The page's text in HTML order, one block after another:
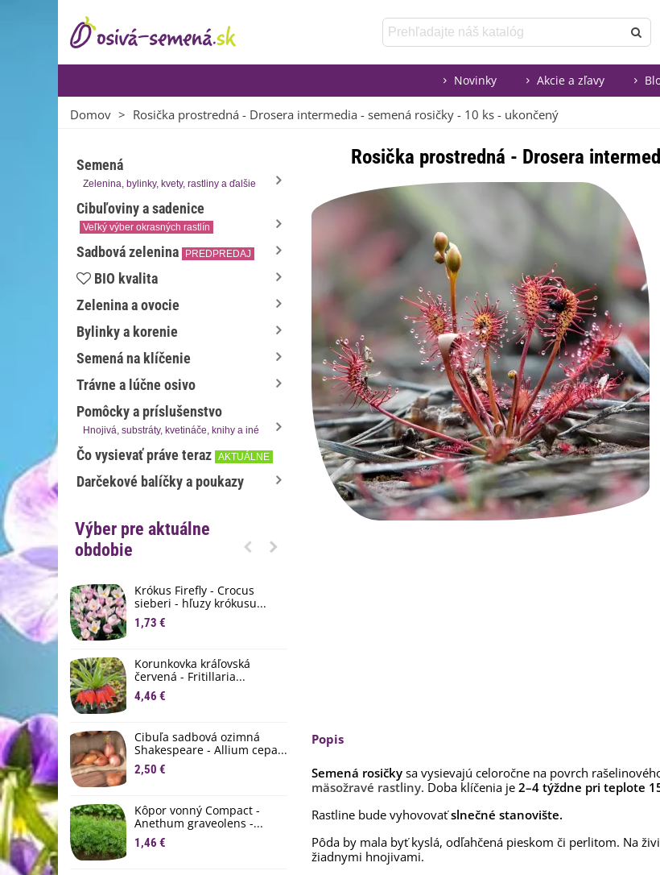
Novinky Akcie a zľavy
Domov > Rosička prostredná - Drosera intermedia - semená rosičky - 10 ks - ukončený
Semená
Zelenina, bylinky, kvety, rastliny a ďalšie
Cibuľoviny a sadenice
Veľký výber okrasných rastlín
Sadbová zelenina PREDPREDAJ
BIO kvalita
Zelenina a ovocie
Bylinky a korenie
Semená na klíčenie
Trávne a lúčne osivo
Pomôcky a príslušenstvo
Hnojivá, substráty, kvetináče, knihy a iné
Čo vysievať práve teraz AKTUÁLNE
Darčekové balíčky a poukazy
Výber pre aktuálne
obdobie
Krókus Firefly - Crocus
sieberi - hľuzy krókusu...
1,73 €
Korunkovka kráľovská
červená - Fritillaria...
4,46 €
Cibuľa sadbová ozimná
Shakespeare - Allium cepa...
2,50 €
Kôpor vonný Compact -
Anethum graveolens -...
1,46 €
Ľalia Canova - Lilium -
cibuľoviny - 1 ks
2,69 € 3,85 € -30%
Begónia plnokvetá žltá -
Begonia superba -...
Rosička prostredná - Drosera
Popis
Semená rosičky sa vysievajú celoročne na povrch
mäsožravé rastliny. Doba klíčenia je 2–4 týždne pri teplote
Rastline bude vyhovovaťslnečné stanovište.
Pôda by mala byť kyslá, odľahčená pieskom či perlitom. Na
žiadnymi hnojivami.